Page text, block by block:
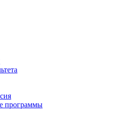
программы